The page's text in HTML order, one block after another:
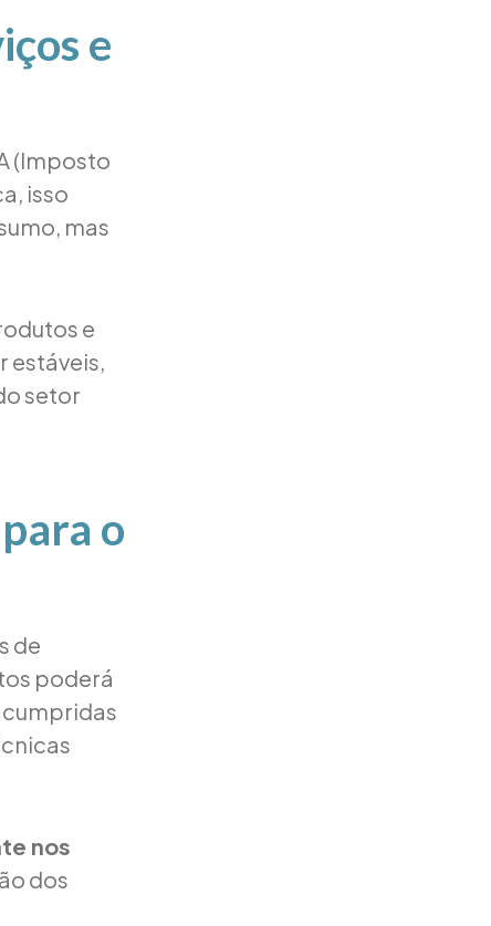
e
(Imposto
isso
mas
e
estáveis,
setor
o
de
poderá
cumpridas
nos
dos